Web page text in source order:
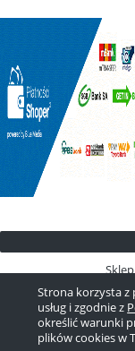
Strona korzysta z
usług i zgodnie z
określić warunki
plików cookies w